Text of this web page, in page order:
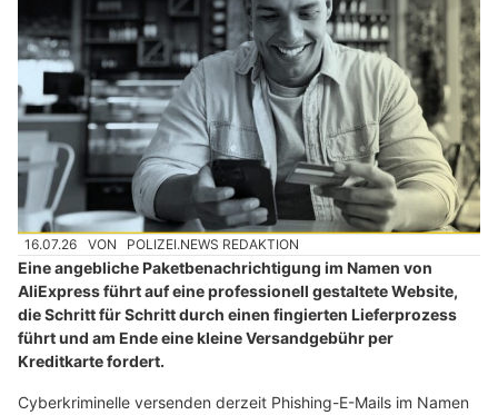
16.07.26 VON POLIZEI.NEWS REDAKTION
Eine angebliche Paketbenachrichtigung im Namen von
AliExpress führt auf eine professionell gestaltete Website,
die Schritt für Schritt durch einen fingierten Lieferprozess
führt und am Ende eine kleine Versandgebühr per
Kreditkarte fordert.
Cyberkriminelle versenden derzeit Phishing-E-Mails im Namen